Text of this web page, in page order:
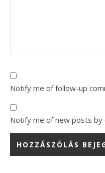
Notify me of follow-up
Notify me of new posts by